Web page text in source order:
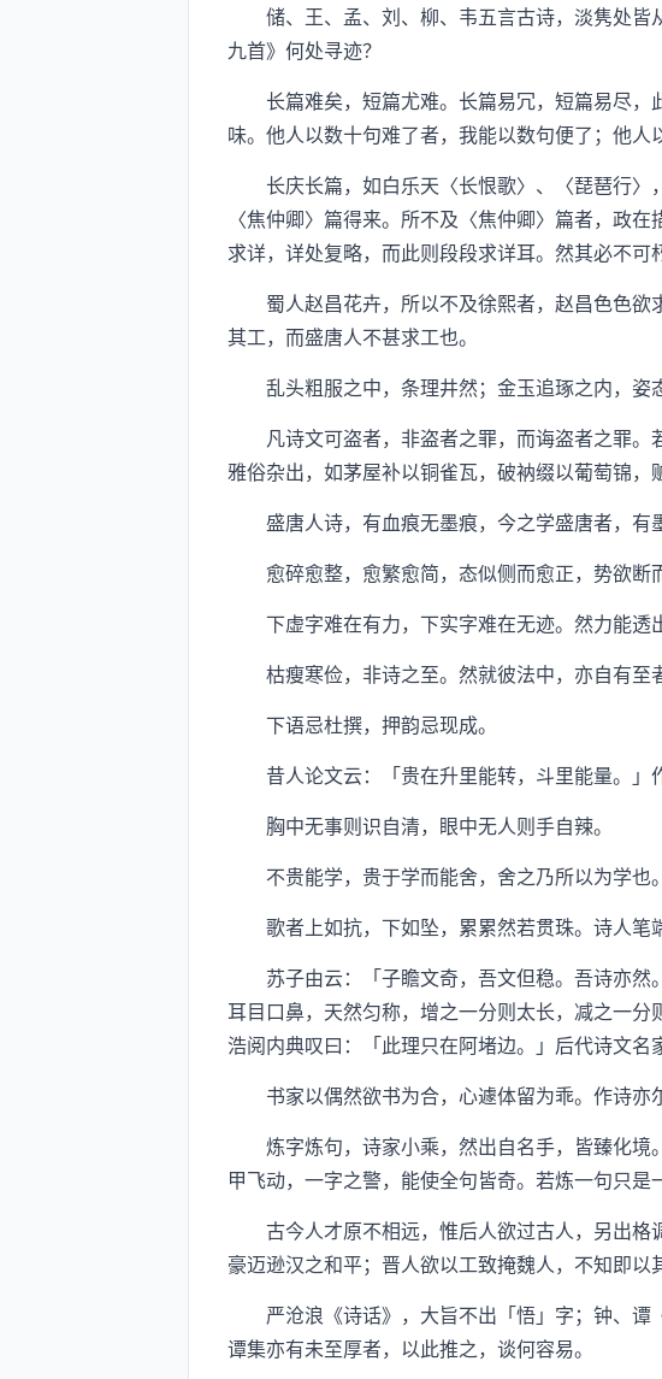
储、王、孟、刘、柳、韦五言古诗，淡隽处皆
九首》何处寻迹？
长篇难矣，短篇尤难。长篇易冗，短篇易尽，
味。他人以数十句难了者，我能以数句便了；他人
长庆长篇，如白乐天〈长恨歌〉、〈琵琶行〉
〈焦仲卿〉篇得来。所不及〈焦仲卿〉篇者，政
求详，详处复略，而此则段段求详耳。然其必不可
蜀人赵昌花卉，所以不及徐熙者，赵昌色色欲
其工，而盛唐人不甚求工也。
乱头粗服之中，条理井然；金玉追琢之内，姿
凡诗文可盗者，非盗者之罪，而诲盗者之罪。
雅俗杂出，如茅屋补以铜雀瓦，破衲缀以葡萄锦，
盛唐人诗，有血痕无墨痕，今之学盛唐者，有
愈碎愈整，愈繁愈简，态似侧而愈正，势欲断
下虚字难在有力，下实字难在无迹。然力能透
枯瘦寒俭，非诗之至。然就彼法中，亦自有至
下语忌杜撰，押韵忌现成。
昔人论文云：「贵在升里能转，斗里能量。」
胸中无事则识自清，眼中无人则手自辣。
不贵能学，贵于学而能舍，舍之乃所以为学也
歌者上如抗，下如坠，累累然若贯珠。诗人笔
苏子由云：「子瞻文奇，吾文但稳。吾诗亦然
耳目口鼻，天然匀称，增之一分则太长，减之一
浩阅内典叹曰：「此理只在阿堵边。」后代诗文名
书家以偶然欲书为合，心遽体留为乖。作诗亦
炼字炼句，诗家小乘，然出自名手，皆臻化境
甲飞动，一字之警，能使全句皆奇。若炼一句只是
古今人才原不相远，惟后人欲过古人，另出格
豪迈逊汉之和平；晋人欲以工致掩魏人，不知即以
严沧浪《诗话》，大旨不出「悟」字；钟、谭
谭集亦有未至厚者，以此推之，谈何容易。